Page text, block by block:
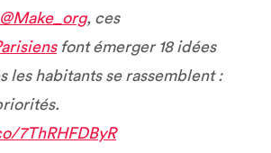
@Make_org, ces
font émerger 18 idées
les habitants se rassemblent :
7ThRHFDByR